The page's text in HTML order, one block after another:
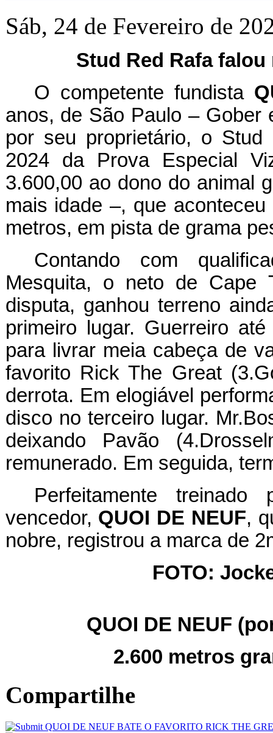
Sáb, 24 de Fevereiro de
Stud Red Rafa falou
O competente fundista
anos, de São Paulo – Gober
por seu proprietário, o
2024 da Prova Especial
3.600,00 ao dono do animal
mais idade –, que
metros, em pista de grama
Contando com
Mesquita, o neto de Cape
disputa, ganhou terreno
primeiro lugar. Guerreiro
para livrar meia cabeça de
favorito Rick The Great
derrota. Em elogiável
disco no terceiro lugar.
deixando Pavão
remunerado. Em seguida,
Perfeitamente
vencedor, QUOI DE NEUF,
nobre, registrou a marca de
FOTO:
QUOI DE NEUF
2.600 metros
Compartilhe